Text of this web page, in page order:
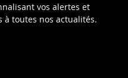
vos alertes et
à toutes nos actualités.